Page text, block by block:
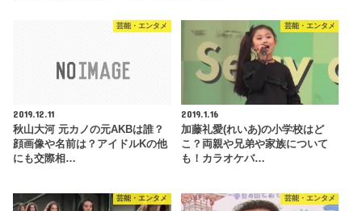
芸能・エンタメ
2019.12.11
秋山大河 元カノの元AKBは誰？
顔画像や名前は？アイドルKの他
にも交際相…
芸能・エンタメ
2019.1.16
加藤礼愛(れいあ)の小学校はど
こ？両親や兄弟や家族について
も！カラオケバ…
芸能・エンタメ 芸能・エンタメ